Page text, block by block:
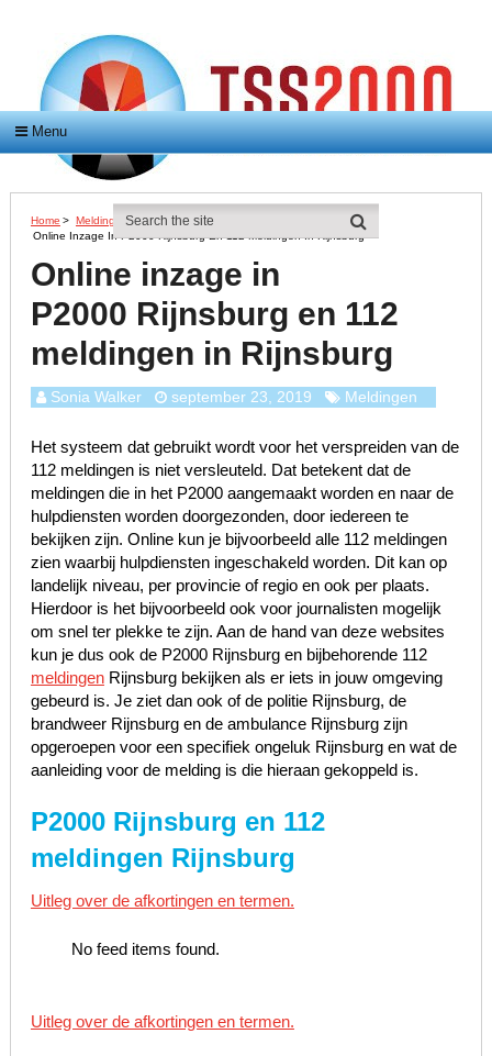
Menu
Home > Meldingen >
Online Inzage In P2000 Rijnsburg En 112 Meldingen In Rijnsburg
Online inzage in
P2000 Rijnsburg en 112
meldingen in Rijnsburg
Sonia Walker september 23, 2019 Meldingen
Het systeem dat gebruikt wordt voor het verspreiden van de
112 meldingen is niet versleuteld. Dat betekent dat de
meldingen die in het P2000 aangemaakt worden en naar de
hulpdiensten worden doorgezonden, door iedereen te
bekijken zijn. Online kun je bijvoorbeeld alle 112 meldingen
zien waarbij hulpdiensten ingeschakeld worden. Dit kan op
landelijk niveau, per provincie of regio en ook per plaats.
Hierdoor is het bijvoorbeeld ook voor journalisten mogelijk
om snel ter plekke te zijn. Aan de hand van deze websites
kun je dus ook de P2000 Rijnsburg en bijbehorende 112
meldingenRijnsburg bekijken als er iets in jouw omgeving
gebeurd is. Je ziet dan ook of de politie Rijnsburg, de
brandweer Rijnsburg en de ambulance Rijnsburg zijn
opgeroepen voor een specifiek ongeluk Rijnsburg en wat de
aanleiding voor de melding is die hieraan gekoppeld is.
P2000 Rijnsburg en 112
meldingen Rijnsburg
Uitleg over de afkortingen en termen.
No feed items found.
Uitleg over de afkortingen en termen.